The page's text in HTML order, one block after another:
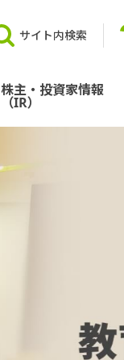
サイト内検索
株主・投資家情報
（IR）